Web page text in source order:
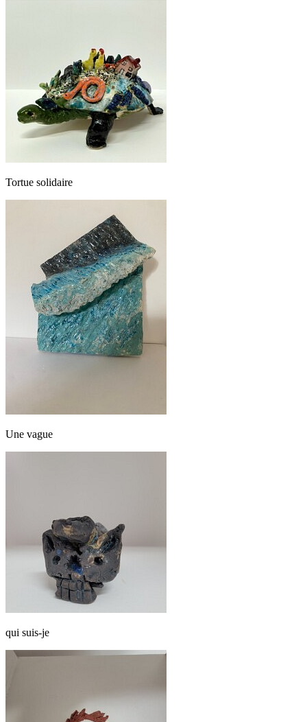
Tortue solidaire
Une vague
qui suis-je